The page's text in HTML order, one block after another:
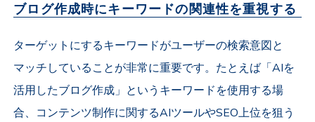
ブログ作成時にキーワードの関連性を重視する
ターゲットにするキーワードがユーザーの検索意図と
マッチしていることが非常に重要です。たとえば「AIを
活用したブログ作成」というキーワードを使用する場
合、コンテンツ制作に関するAIツールやSEO上位を狙う